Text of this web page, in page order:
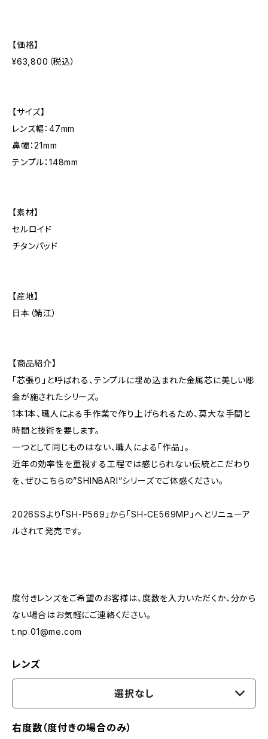
【価格】
¥63,800（税込）
【サイズ】
レンズ幅：47mm
鼻幅：21mm
テンプル：148mm
【素材】
セルロイド
チタンパッド
【産地】
日本（鯖江）
【商品紹介】
「芯張り」と呼ばれる、テンプルに埋め込まれた金属芯に美しい彫
金が施されたシリーズ。
1本1本、職人による手作業で作り上げられるため、莫大な手間と
時間と技術を要します。
一つとして同じものはない、職人による「作品」。
近年の効率性を重視する工程では感じられない伝統とこだわり
を、ぜひこちらの”SHINBARI”シリーズでご体感ください。
2026SSより「SH-P569」から「SH-CE569MP」へとリニューア
ルされて発売です。
度付きレンズをご希望のお客様は、度数を入力いただくか、分から
ない場合はお気軽にご連絡ください。
t.np.01@me.com
レンズ
選択なし
右度数（度付きの場合のみ）